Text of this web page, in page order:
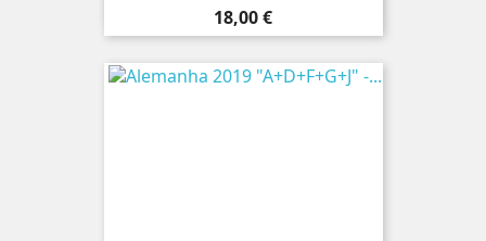
Preço
18,00 €